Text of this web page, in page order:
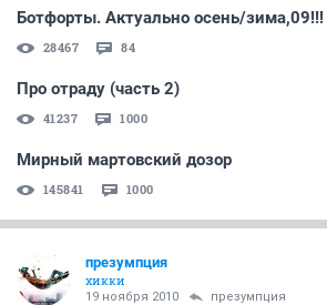
Ботфорты. Актуально осень/зима,09!!!
28467 84
Про отраду (часть 2)
41237 1000
Мирный мартовский дозор
145841 1000
презумпция
хикки
19 ноября 2010 презумпция